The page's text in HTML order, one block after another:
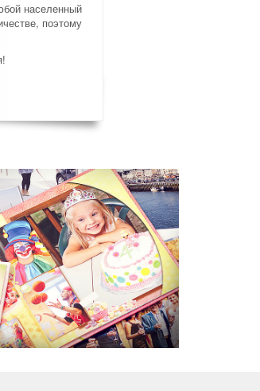
населенный
поэтому